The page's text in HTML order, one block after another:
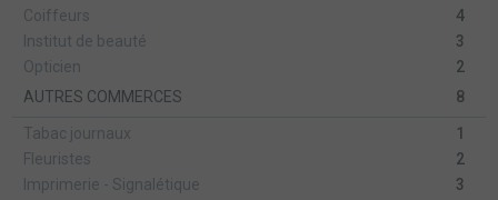
Coiffeurs
4
Institut de beauté
3
Opticien
2
AUTRES COMMERCES
8
Tabac journaux
1
Fleuristes
2
Imprimerie - Signalétique
3